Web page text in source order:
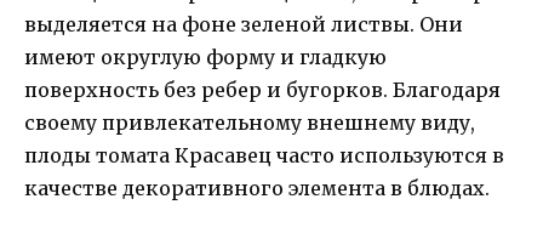
выделяется на фоне зеленой листвы. Они
имеют округлую форму и гладкую
поверхность без ребер и бугорков. Благодаря
своему привлекательному внешнему виду,
плоды томата Красавец часто используются в
качестве декоративного элемента в блюдах.